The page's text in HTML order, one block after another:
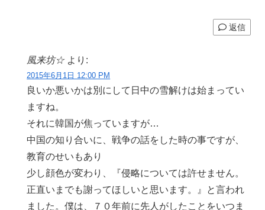
返信
風来坊☆ より:
2015年6月1日 12:00 PM
良いか悪いかは別にして日中の雪解けは始まってい
ますね。
それに韓国が焦っていますが…
中国の知り合いに、戦争の話をした時の事ですが、
教育のせいもあり
少し顔色が変わり、『侵略については許せません。
正直いまでも謝ってほしいと思います。』と言われ
ました。僕は、７０年前に先人がしたことをいつま